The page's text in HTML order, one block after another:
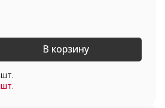
В корзину